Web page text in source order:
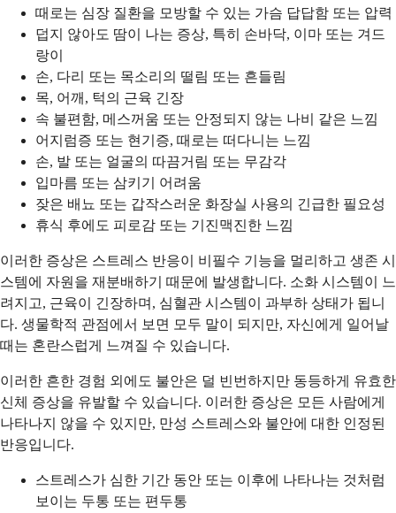
때로는 심장 질환을 모방할 수 있는 가슴 답답함 또는 압력
덥지 않아도 땀이 나는 증상, 특히 손바닥, 이마 또는 겨드
랑이
손, 다리 또는 목소리의 떨림 또는 흔들림
목, 어깨, 턱의 근육 긴장
속 불편함, 메스꺼움 또는 안정되지 않는 나비 같은 느낌
어지럼증 또는 현기증, 때로는 떠다니는 느낌
손, 발 또는 얼굴의 따끔거림 또는 무감각
입마름 또는 삼키기 어려움
잦은 배뇨 또는 갑작스러운 화장실 사용의 긴급한 필요성
휴식 후에도 피로감 또는 기진맥진한 느낌
이러한 증상은 스트레스 반응이 비필수 기능을 멀리하고 생존 시
스템에 자원을 재분배하기 때문에 발생합니다. 소화 시스템이 느
려지고, 근육이 긴장하며, 심혈관 시스템이 과부하 상태가 됩니
다. 생물학적 관점에서 보면 모두 말이 되지만, 자신에게 일어날
때는 혼란스럽게 느껴질 수 있습니다.
이러한 흔한 경험 외에도 불안은 덜 빈번하지만 동등하게 유효한
신체 증상을 유발할 수 있습니다. 이러한 증상은 모든 사람에게
나타나지 않을 수 있지만, 만성 스트레스와 불안에 대한 인정된
반응입니다.
스트레스가 심한 기간 동안 또는 이후에 나타나는 것처럼
보이는 두통 또는 편두통